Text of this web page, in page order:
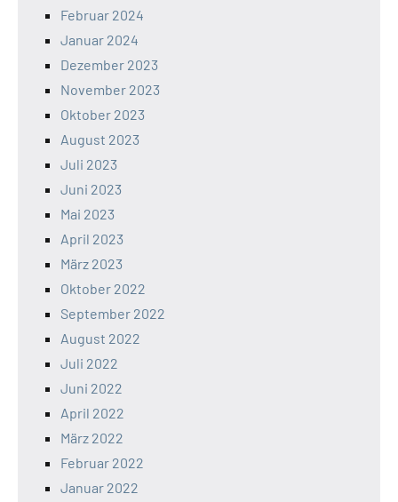
Februar 2024
Januar 2024
Dezember 2023
November 2023
Oktober 2023
August 2023
Juli 2023
Juni 2023
Mai 2023
April 2023
März 2023
Oktober 2022
September 2022
August 2022
Juli 2022
Juni 2022
April 2022
März 2022
Februar 2022
Januar 2022